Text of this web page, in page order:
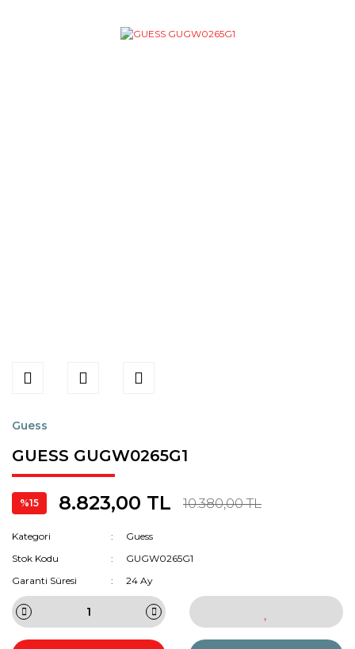
Guess
GUESS GUGW0265G1
%15 8.823,00 TL 10.380,00 TL
Kategori
Guess
Stok Kodu
GUGW0265G1
Garanti Süresi
24 Ay